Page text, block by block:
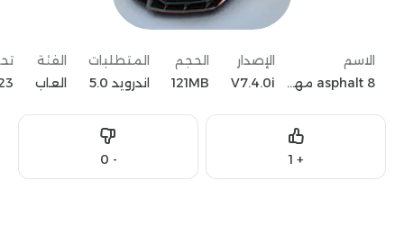
الاسم
asphalt 8 مهكرة
الإصدار
V7.4.0i
الحجم
121MB
المتطلبات
اندرويد 5.0
الفئة
العاب
+
1
Like
-
0
Dislike